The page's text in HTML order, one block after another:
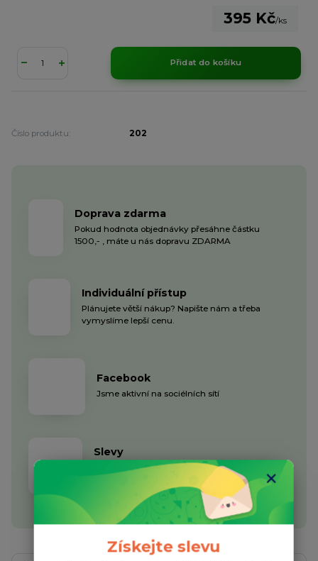
395 Kč/ks
Přidat do košíku
Číslo produktu: 202
Doprava zdarma
Pokud hodnota objednávky přesáhne částku
1500,- , máte u nás dopravu ZDARMA
Individuální přístup
Plánujete větší nákup? Napište nám a třeba
vymyslíme lepší cenu.
Facebook
Jsme aktivní na sociélních sítí
Slevy
Ihned po Vaší registraci do E-shopu získáte slevu
Získejte slevu